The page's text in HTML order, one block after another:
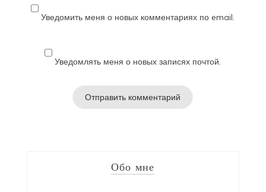
Уведомить меня о новых комментариях по email.
Уведомлять меня о новых записях почтой.
Обо мне